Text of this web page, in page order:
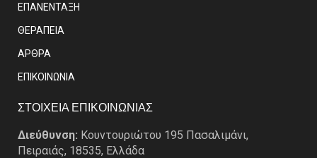
ΕΠΑΝΕΝΤΑΞΗ
ΘΕΡΑΠΕΙΑ
ΑΡΘΡΑ
EΠΙΚΟΙΝΩΝΙΑ
ΣΤΟΙΧΕΙΑ ΕΠΙΚΟΙΝΩΝΙΑΣ
Διεύθυνση: Κουντουριώτου 195 Πασαλιμάνι,
Πειραιάς, 18535, Ελλάδα